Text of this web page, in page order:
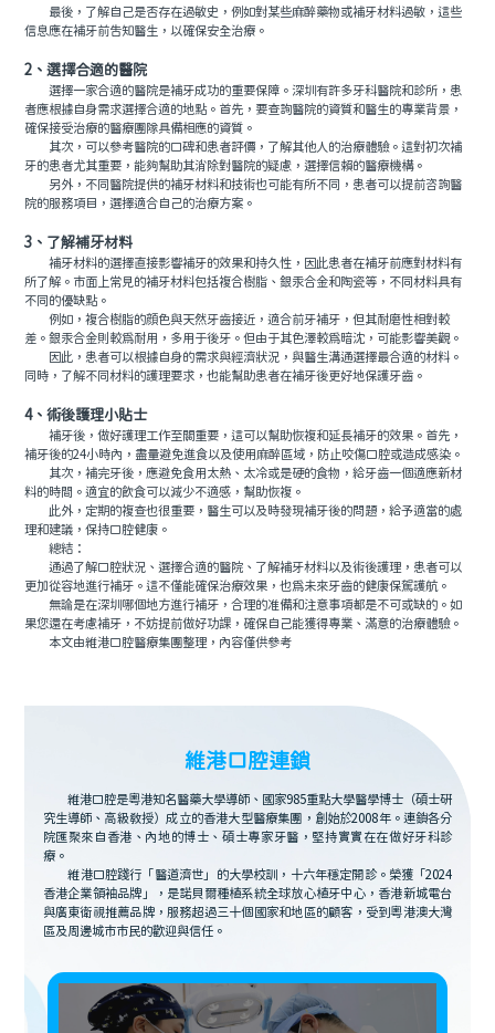
最後，了解自己是否存在過敏史，例如對某些麻醉藥物或補牙材料過敏，這些
信息應在補牙前告知醫生，以確保安全治療。
2、選擇合適的醫院
選擇一家合適的醫院是補牙成功的重要保障。深圳有許多牙科醫院和診所，患
者應根據自身需求選擇合適的地點。首先，要查詢醫院的資質和醫生的專業背景，
確保接受治療的醫療團隊具備相應的資質。
其次，可以參考醫院的口碑和患者評價，了解其他人的治療體驗。這對初次補
牙的患者尤其重要，能夠幫助其消除對醫院的疑慮，選擇信賴的醫療機構。
另外，不同醫院提供的補牙材料和技術也可能有所不同，患者可以提前咨詢醫
院的服務項目，選擇適合自己的治療方案。
3、了解補牙材料
補牙材料的選擇直接影響補牙的效果和持久性，因此患者在補牙前應對材料有
所了解。市面上常見的補牙材料包括複合樹脂、銀汞合金和陶瓷等，不同材料具有
不同的優缺點。
例如，複合樹脂的顔色與天然牙齒接近，適合前牙補牙，但其耐磨性相對較
差。銀汞合金則較爲耐用，多用于後牙。但由于其色澤較爲暗沈，可能影響美觀。
因此，患者可以根據自身的需求與經濟狀況，與醫生溝通選擇最合適的材料。
同時，了解不同材料的護理要求，也能幫助患者在補牙後更好地保護牙齒。
4、術後護理小貼士
補牙後，做好護理工作至關重要，這可以幫助恢複和延長補牙的效果。首先，
補牙後的24小時內，盡量避免進食以及使用麻醉區域，防止咬傷口腔或造成感染。
其次，補完牙後，應避免食用太熱、太冷或是硬的食物，給牙齒一個適應新材
料的時間。適宜的飲食可以減少不適感，幫助恢複。
此外，定期的複查也很重要，醫生可以及時發現補牙後的問題，給予適當的處
理和建議，保持口腔健康。
總結：
通過了解口腔狀況、選擇合適的醫院、了解補牙材料以及術後護理，患者可以
更加從容地進行補牙。這不僅能確保治療效果，也爲未來牙齒的健康保駕護航。
無論是在深圳哪個地方進行補牙，合理的准備和注意事項都是不可或缺的。如
果您還在考慮補牙，不妨提前做好功課，確保自己能獲得專業、滿意的治療體驗。
本文由維港口腔醫療集團整理，內容僅供參考
維港口腔連鎖
維港口腔是粵港知名醫藥大學導師、國家985重點大學醫學博士（碩士研
究生導師、高級教授）成立的香港大型醫療集團，創始於2008年。連鎖各分
院匯聚來自香港、內地的博士、碩士專家牙醫，堅持實實在在做好牙科診
療。
維港口腔踐行「醫道濟世」的大學校訓，十六年穩定開診。榮獲「2024
香港企業領袖品牌」，是諾貝爾種植系統全球放心植牙中心，香港新城電台
與廣東衛視推薦品牌，服務超過三十個國家和地區的顧客，受到粵港澳大灣
區及周邊城市市民的歡迎與信任。